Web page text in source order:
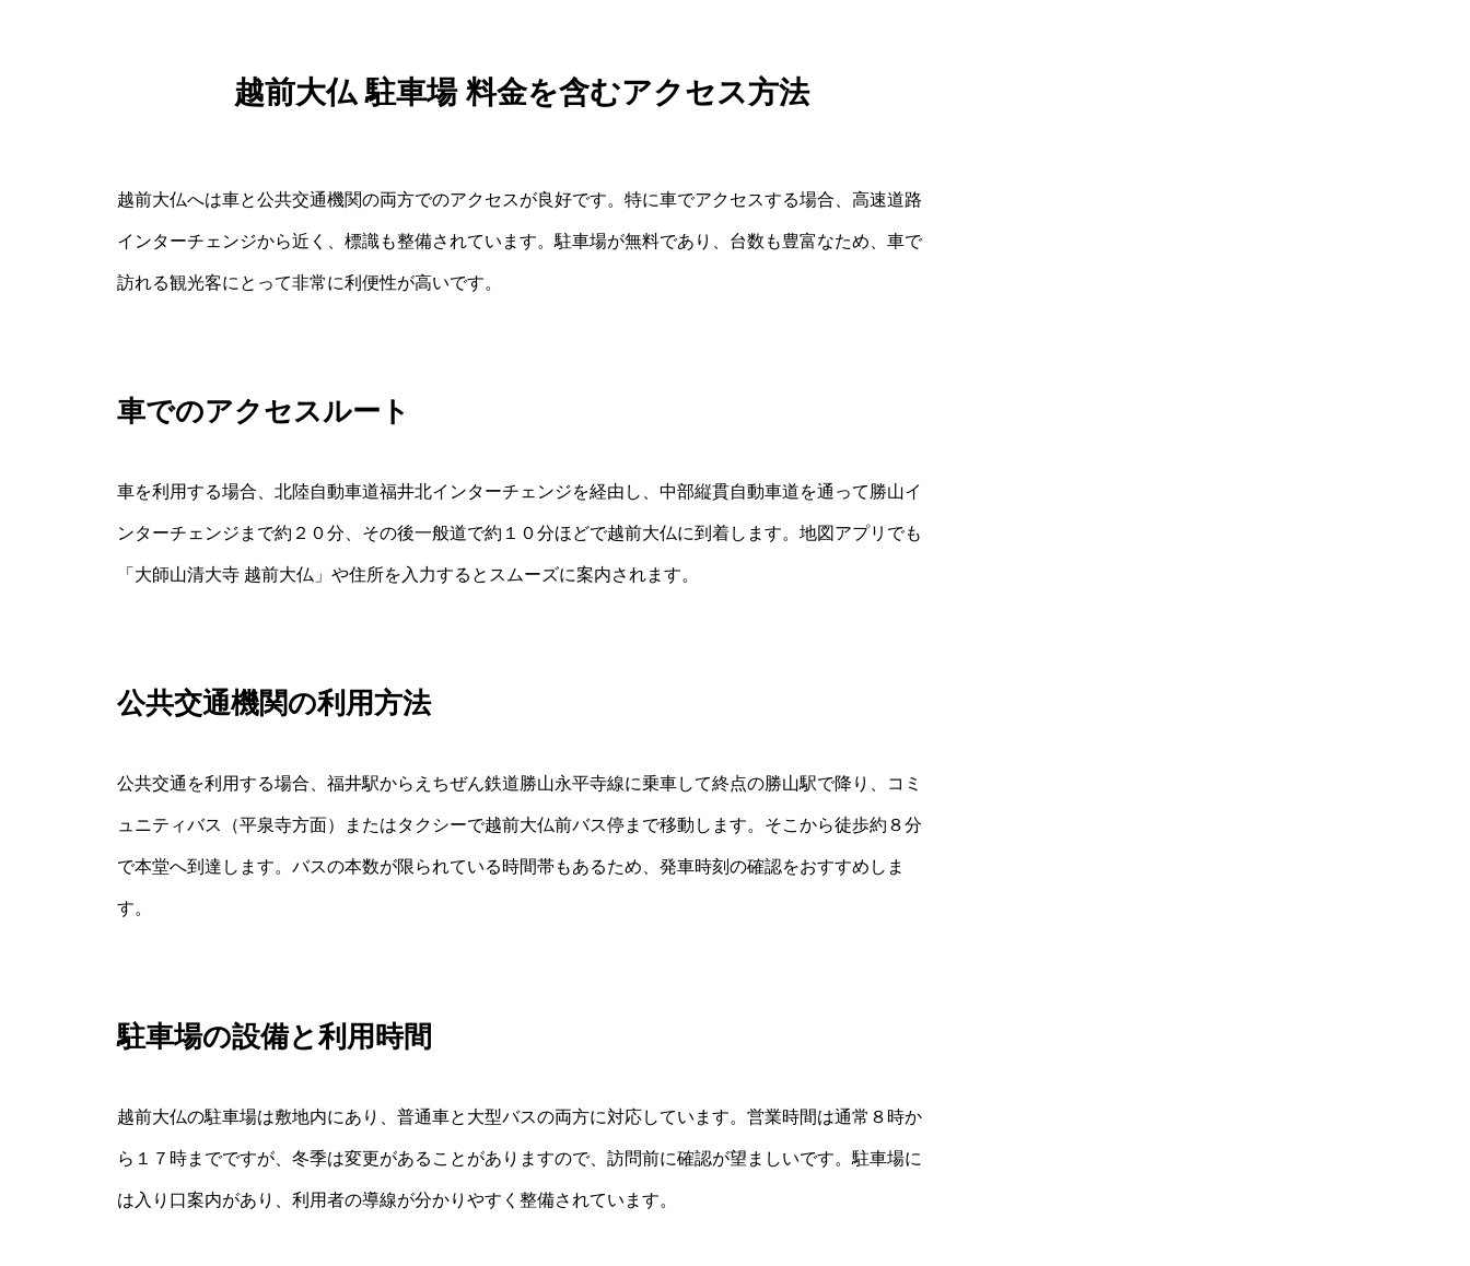
越前大仏 駐車場 料金を含むアクセス方法
越前大仏へは車と公共交通機関の両方でのアクセスが良好です。特に車でアクセスする場合、高速道路
インターチェンジから近く、標識も整備されています。駐車場が無料であり、台数も豊富なため、車で
訪れる観光客にとって非常に利便性が高いです。
車でのアクセスルート
車を利用する場合、北陸自動車道福井北インターチェンジを経由し、中部縦貫自動車道を通って勝山イ
ンターチェンジまで約２０分、その後一般道で約１０分ほどで越前大仏に到着します。地図アプリでも
「大師山清大寺 越前大仏」や住所を入力するとスムーズに案内されます。
公共交通機関の利用方法
公共交通を利用する場合、福井駅からえちぜん鉄道勝山永平寺線に乗車して終点の勝山駅で降り、コミ
ュニティバス（平泉寺方面）またはタクシーで越前大仏前バス停まで移動します。そこから徒歩約８分
で本堂へ到達します。バスの本数が限られている時間帯もあるため、発車時刻の確認をおすすめしま
す。
駐車場の設備と利用時間
越前大仏の駐車場は敷地内にあり、普通車と大型バスの両方に対応しています。営業時間は通常８時か
ら１７時までですが、冬季は変更があることがありますので、訪問前に確認が望ましいです。駐車場に
は入り口案内があり、利用者の導線が分かりやすく整備されています。